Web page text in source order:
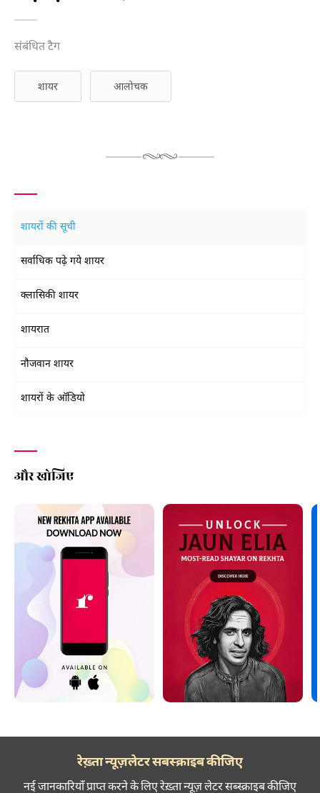
संबंधित टैग
शायर आलोचक
शायरों की सूची
सर्वाधिक पढ़े गये शायर
क्लासिकी शायर
शायरात
नौजवान शायर
शायरों के ऑडियो
और खोजिए
रेख़्ता न्यूज़लेटर सबस्क्राइब कीजिए
नई जानकारियाँ प्राप्त करने के लिए रेख़्ता न्यूज़ लेटर सब्स्क्राइब कीजिए